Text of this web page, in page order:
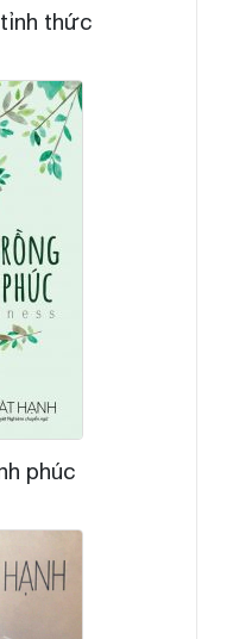
thức
phúc